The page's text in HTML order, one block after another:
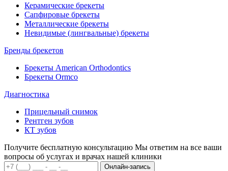
Керамические брекеты
Сапфировые брекеты
Металлические брекеты
Невидимые (лингвальные) брекеты
Бренды брекетов
Брекеты American Orthodontics
Брекеты Ormco
Диагностика
Прицельный снимок
Рентген зубов
КТ зубов
Получите бесплатную консультацию Мы ответим на все ваши
вопросы об услугах и врачах нашей клиники
Онлайн-запись